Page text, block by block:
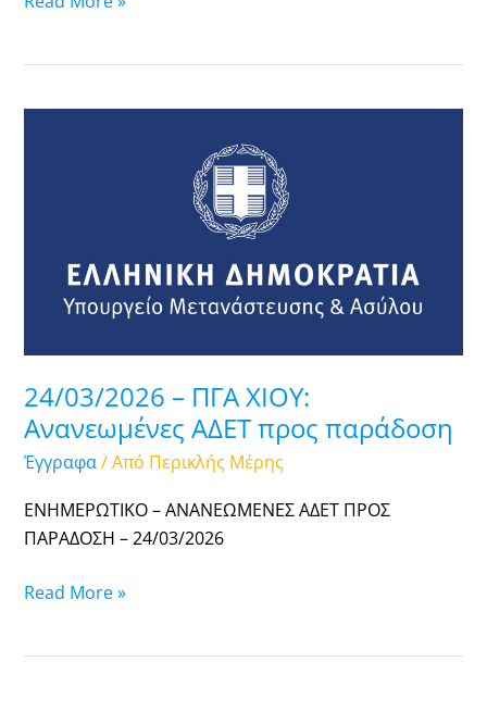
24/03/2026 – ΠΓΑ ΧΙΟΥ:
Ανανεωμένες ΑΔΕΤ προς παράδοση
Έγγραφα/ Από Περικλής Μέρης
ΕΝΗΜΕΡΩΤΙΚΟ – ΑΝΑΝΕΩΜΕΝΕΣ ΑΔΕΤ ΠΡΟΣ
ΠΑΡΑΔΟΣΗ – 24/03/2026
παράδοση
Read More »